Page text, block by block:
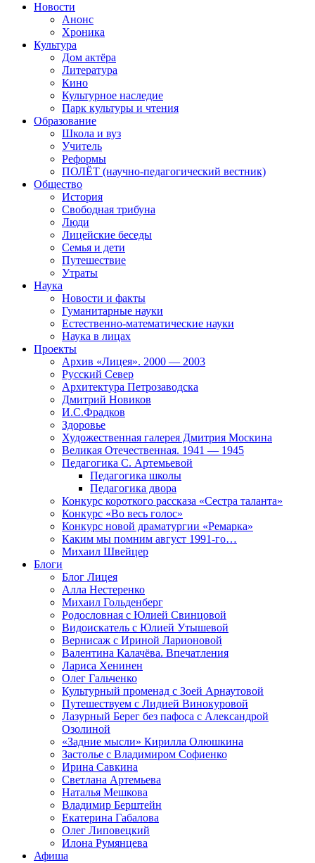
Новости
Анонс
Хроника
Культура
Дом актёра
Литература
Кино
Культурное наследие
Парк культуры и чтения
Образование
Школа и вуз
Учитель
Реформы
ПОЛЁТ (научно-педагогический вестник)
Общество
История
Свободная трибуна
Люди
Лицейские беседы
Семья и дети
Путешествие
Утраты
Наука
Новости и факты
Гуманитарные науки
Естественно-математические науки
Наука в лицах
Проекты
Архив «Лицея». 2000 — 2003
Русский Север
Архитектура Петрозаводска
Дмитрий Новиков
И.С.Фрадков
Здоровье
Художественная галерея Дмитрия Москина
Великая Отечественная. 1941 — 1945
Педагогика С. Артемьевой
Педагогика школы
Педагогика двора
Конкурс короткого рассказа «Сестра таланта»
Конкурс «Во весь голос»
Конкурс новой драматургии «Ремарка»
Каким мы помним август 1991-го…
Михаил Швейцер
Блоги
Блог Лицея
Алла Нестеренко
Михаил Гольденберг
Родословная с Юлией Свинцовой
Видоискатель с Юлией Утышевой
Вернисаж с Ириной Ларионовой
Валентина Калачёва. Впечатления
Лариса Хенинен
Олег Гальченко
Культурный променад с Зоей Арнаутовой
Путешествуем с Лидией Винокуровой
Лазурный Берег без пафоса с Александрой
Озолиной
«Задние мысли» Кирилла Олюшкина
Застолье с Владимиром Софиенко
Ирина Савкина
Светлана Артемьева
Наталья Мешкова
Владимир Берштейн
Екатерина Габалова
Олег Липовецкий
Илона Румянцева
Афиша